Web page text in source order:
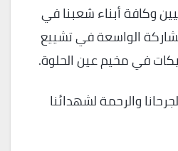
وكافة أبناء شعبنا في
الواسعة في تشييع
في مخيم عين الحلوة.
والرحمة لشهدائنا